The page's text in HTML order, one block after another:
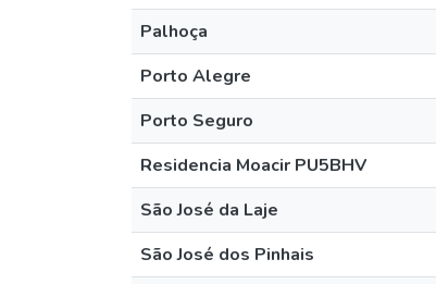
Palhoça
Porto Alegre
Porto Seguro
Residencia Moacir PU5BHV
São José da Laje
São José dos Pinhais